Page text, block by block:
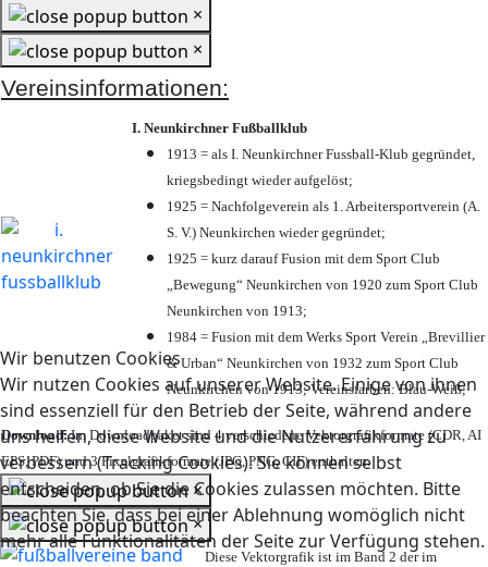
Wir benutzen Cookies
Wir nutzen Cookies auf unserer Website. Einige von ihnen
sind essenziell für den Betrieb der Seite, während andere
uns helfen, diese Website und die Nutzererfahrung zu
verbessern (Tracking Cookies). Sie können selbst
entscheiden, ob Sie die Cookies zulassen möchten. Bitte
beachten Sie, dass bei einer Ablehnung womöglich nicht
mehr alle Funktionalitäten der Seite zur Verfügung stehen.
×
×
Vereinsinformationen:
I. Neunkirchner Fußballklub
1913 = als I. Neunkirchner Fussball-Klub gegründet,
kriegsbedingt wieder aufgelöst;
1925 = Nachfolgeverein als 1. Arbeitersportverein (A.
S. V.) Neunkirchen wieder gegründet;
1925 = kurz darauf Fusion mit dem Sport Club
„Bewegung“ Neunkirchen von 1920 zum Sport Club
Neunkirchen von 1913;
1984 = Fusion mit dem Werks Sport Verein „Brevillier
& Urban“ Neunkirchen von 1932 zum Sport Club
Neunkirchen von 1913; Vereinsfarben: Blau-Weiß;
Download:Im Downloadpaket sind 4 verschiedene Vektorgrafikformate (CDR, AI
EPS, PDF) und 3 Pixelgrafikformate (JPG, PNG, GIF) enthalten.
×
×
Diese Vektorgrafik ist im Band 2 der im